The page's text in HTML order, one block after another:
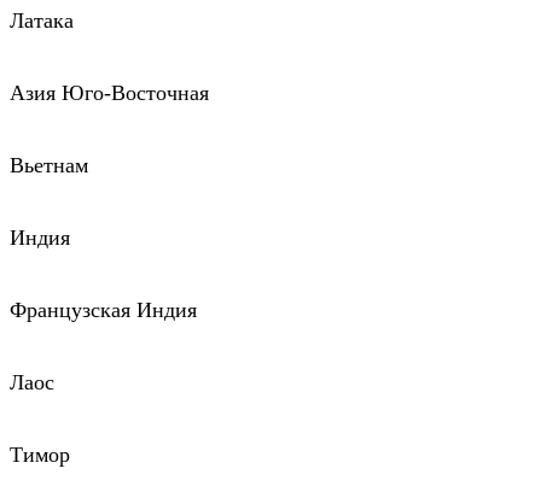
Латака
Азия Юго-Восточная
Вьетнам
Индия
Французская Индия
Лаос
Тимор